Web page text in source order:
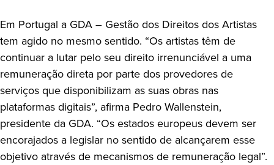
Em Portugal a GDA – Gestão dos Direitos dos Artistas
tem agido no mesmo sentido. “Os artistas têm de
continuar a lutar pelo seu direito irrenunciável a uma
remuneração direta por parte dos provedores de
serviços que disponibilizam as suas obras nas
plataformas digitais”, afirma Pedro Wallenstein,
presidente da GDA. “Os estados europeus devem ser
encorajados a legislar no sentido de alcançarem esse
objetivo através de mecanismos de remuneração legal”.